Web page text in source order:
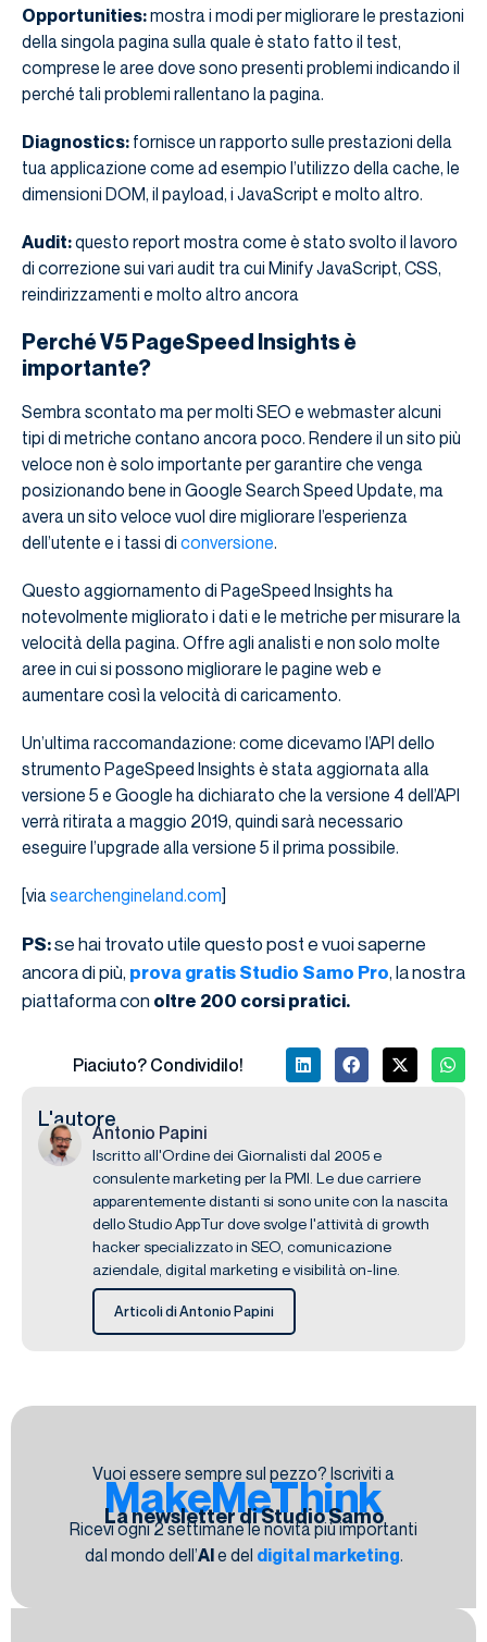
Opportunities:mostra i modi per migliorare le prestazioni
della singola pagina sulla quale è stato fatto il test,
comprese le aree dove sono presenti problemi indicando il
perché tali problemi rallentano la pagina.
Diagnostics: fornisce un rapporto sulle prestazioni della
tua applicazione come ad esempio l’utilizzo della cache, le
dimensioni DOM, il payload, i JavaScript e molto altro.
Audit:questo report mostra come è stato svolto il lavoro
di correzione sui vari audit tra cui Minify JavaScript, CSS,
reindirizzamenti e molto altro ancora
Perché V5 PageSpeed ​​Insights è
importante?
Sembra scontato ma per molti SEO e webmaster alcuni
tipi di metriche contano ancora poco. Rendere il un sito più
veloce non è solo importante per garantire che venga
posizionando bene in Google Search Speed ​​Update, ma
avera un sito veloce vuol dire migliorare l’esperienza
dell’utente e i tassi di conversione.
Questo aggiornamento di PageSpeed ​​Insights ha
notevolmente migliorato i dati e le metriche per misurare la
velocità della pagina. Offre agli analisti e non solo molte
aree in cui si possono migliorare le pagine web e
aumentare così la velocità di caricamento.
Un’ultima raccomandazione: come dicevamo l’API dello
strumento PageSpeed ​​Insights è stata aggiornata alla
versione 5 e Google ha dichiarato che la versione 4 dell’API
verrà ritirata a maggio 2019, quindi sarà necessario
eseguire l’upgrade alla versione 5 il prima possibile.
[viasearchengineland.com]
PS:se hai trovato utile questo post e vuoi saperne
ancora di più, prova gratis Studio Samo Pro, la nostra
piattaforma con oltre 200 corsi pratici.
Piaciuto? Condividilo!
L'autore
Antonio Papini
Iscritto all'Ordine dei Giornalisti dal 2005 e
consulente marketing per la PMI. Le due carriere
apparentemente distanti si sono unite con la nascita
dello Studio AppTur dove svolge l'attività di growth
hacker specializzato in SEO, comunicazione
aziendale, digital marketing e visibilità on-line.
Articoli di Antonio Papini
Vuoi essere sempre sul pezzo? Iscriviti a
MakeMeThink
La newsletter di Studio Samo
Ricevi ogni 2 settimane le novità più importanti
dal mondo dell’AIe del digital marketing.